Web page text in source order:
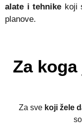
alate i tehnike koji
planove.
Za koga
Za sve koji žele